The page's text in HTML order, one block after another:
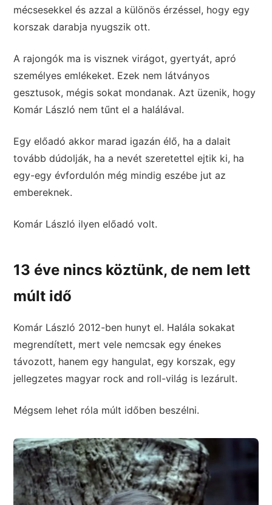
mécsesekkel és azzal a különös érzéssel, hogy egy
korszak darabja nyugszik ott.
A rajongók ma is visznek virágot, gyertyát, apró
személyes emlékeket. Ezek nem látványos
gesztusok, mégis sokat mondanak. Azt üzenik, hogy
Komár László nem tűnt el a halálával.
Egy előadó akkor marad igazán élő, ha a dalait
tovább dúdolják, ha a nevét szeretettel ejtik ki, ha
egy-egy évfordulón még mindig eszébe jut az
embereknek.
Komár László ilyen előadó volt.
13 éve nincs köztünk, de nem lett
múlt idő
Komár László 2012-ben hunyt el. Halála sokakat
megrendített, mert vele nemcsak egy énekes
távozott, hanem egy hangulat, egy korszak, egy
jellegzetes magyar rock and roll-világ is lezárult.
Mégsem lehet róla múlt időben beszélni.